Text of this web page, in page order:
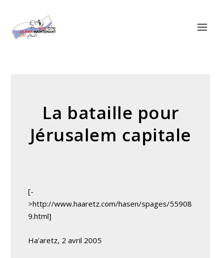
La bataille pour
Jérusalem capitale
[-
>http://www.haaretz.com/hasen/spages/55908
9.html]
Ha’aretz, 2 avril 2005